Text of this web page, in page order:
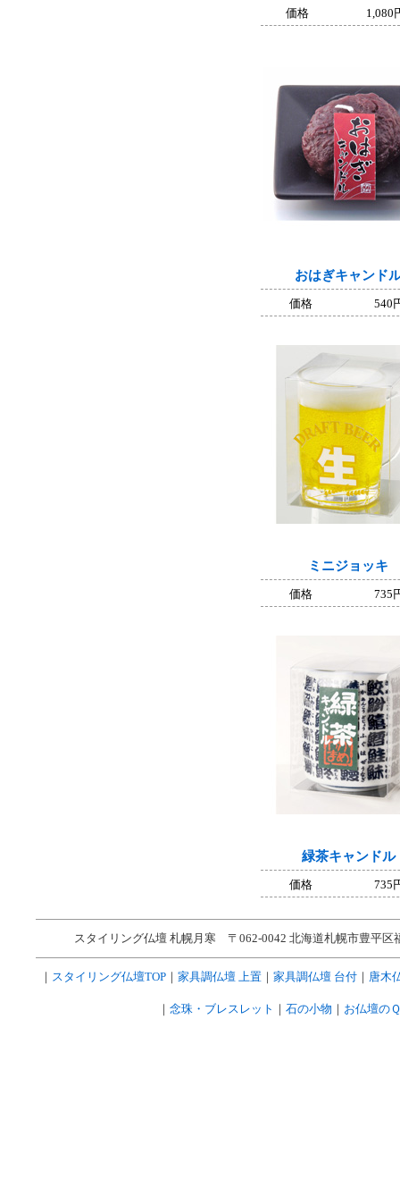
価格 1,080
おはぎキャンド
価格 540
ミニジョッキ
価格 735
緑茶キャンドル
価格 735
スタイリング仏壇 札幌月寒 〒062-0042 北海道札幌市豊平区
｜ スタイリング仏壇TOP｜ 家具調仏壇 上置｜ 家具調仏壇 台付｜ 唐木
｜ 念珠・ブレスレット ｜ 石の小物 ｜ お仏壇の